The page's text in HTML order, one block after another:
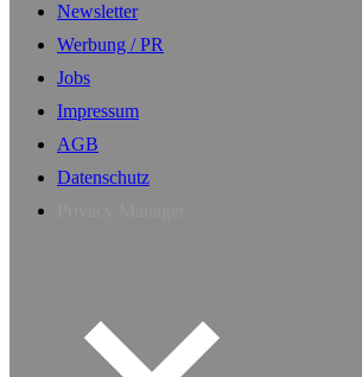
Newsletter
Werbung / PR
Jobs
Impressum
AGB
Datenschutz